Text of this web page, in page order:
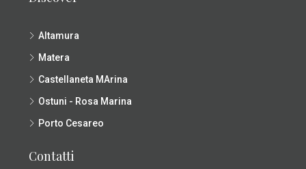
Altamura
Matera
Castellaneta MArina
Ostuni - Rosa Marina
Porto Cesareo
Contatti